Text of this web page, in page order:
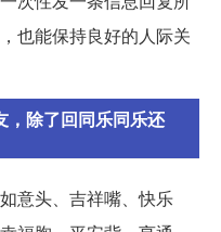
也能保持良好的人际关
，除了回同乐同乐还
意头、吉祥嘴、快乐